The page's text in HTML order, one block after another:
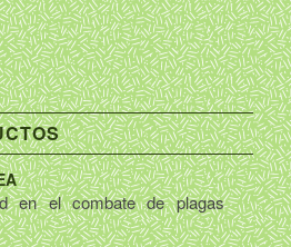
en el combate de plagas